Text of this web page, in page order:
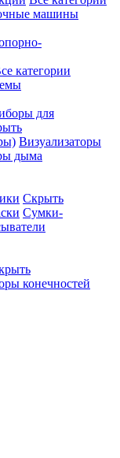
машины
категории
для
Визуализаторы
дыма
Скрыть
Сумки-
конечностей